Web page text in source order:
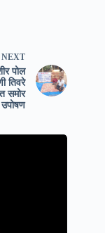
NEXT
पोल
तिवरे
समोर